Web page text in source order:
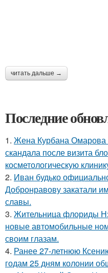
читать дальше →
Последние
1. Жена Курбана Омарова
скандала после визита
косметологическую
2. Иван будько
Добронравову закатали
славы.
3. Жительница флориды
новые автомобильные
своим глазам.
4. Ранее 27-летнюю
годам 25 дням колонии